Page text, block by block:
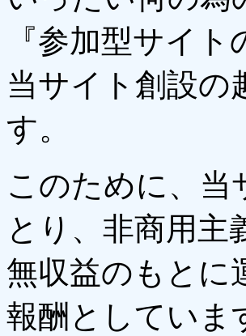
『参加型サイ
当サイト創設の
す。
このために、当
とり、非商用主
無収益のもとに
報酬としていま